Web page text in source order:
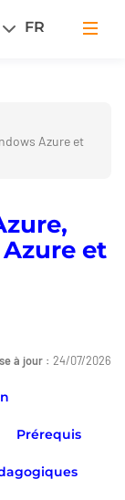
FR
Azure et
et
à jour : 24/07/2026
Prérequis